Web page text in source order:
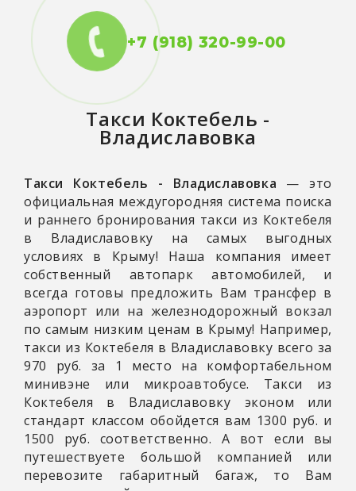
+7 (918) 320-99-00
Такси Коктебель -
Владиславовка
Такси Коктебель - Владиславовка — это
официальная междугородняя система поиска
и раннего бронирования такси из Коктебеля
в Владиславовку на самых выгодных
условиях в Крыму! Наша компания имеет
собственный автопарк автомобилей, и
всегда готовы предложить Вам трансфер в
аэропорт или на железнодорожный вокзал
по самым низким ценам в Крыму! Например,
такси из Коктебеля в Владиславовку всего за
970 руб. за 1 место на комфортабельном
минивэне или микроавтобусе. Такси из
Коктебеля в Владиславовку эконом или
стандарт классом обойдется вам 1300 руб. и
1500 руб. соответственно. А вот если вы
путешествуете большой компанией или
перевозите габаритный багаж, то Вам